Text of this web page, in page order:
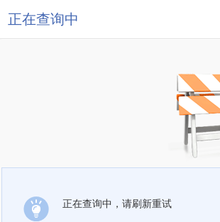
正在查询中
正在查询中，请刷新重试